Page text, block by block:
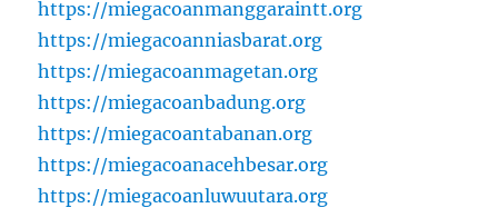
https://miegacoanmanggaraintt.org
https://miegacoanniasbarat.org
https://miegacoanmagetan.org
https://miegacoanbadung.org
https://miegacoantabanan.org
https://miegacoanacehbesar.org
https://miegacoanluwuutara.org